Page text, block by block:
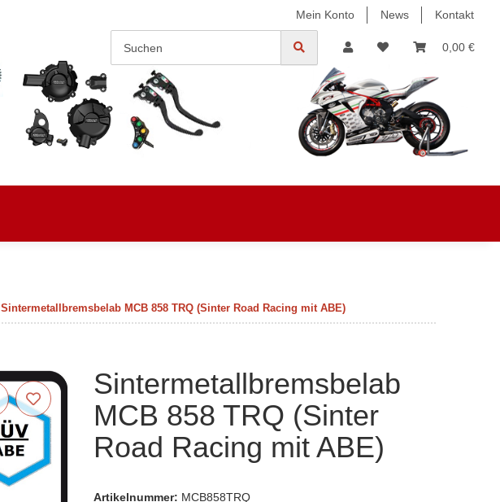
Mein Konto News Kontakt
0,00 €
Sintermetallbremsbelab MCB 858 TRQ (Sinter Road Racing mit ABE)
Sintermetallbremsbelab
MCB 858 TRQ (Sinter
Road Racing mit ABE)
Artikelnummer: MCB858TRQ